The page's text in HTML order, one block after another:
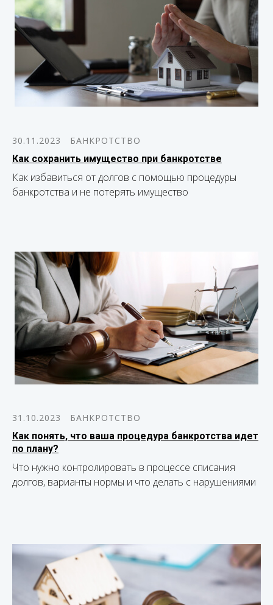
30.11.2023
БАНКРОТСТВО
Как сохранить имущество при банкротстве
Как избавиться от долгов с помощью процедуры
банкротства и не потерять имущество
31.10.2023
БАНКРОТСТВО
Как понять, что ваша процедура банкротства идет
по плану?
Что нужно контролировать в процессе списания
долгов, варианты нормы и что делать с нарушениями